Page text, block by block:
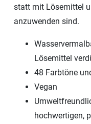
statt mit Lösemittel
anzuwenden sind.
Lösemittel
48 Farbtöne
Vegan
hochwertigen,